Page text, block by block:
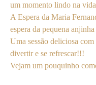
um momento lindo na
A Espera da Maria
espera da pequena
Uma sessão deliciosa
divertir e se refrescar!!!
Vejam um pouquinho